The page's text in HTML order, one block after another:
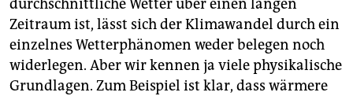
durchschnittliche Wetter über einen langen
Zeitraum ist, lässt sich der Klimawandel durch ein
einzelnes Wetterphänomen weder belegen noch
widerlegen. Aber wir kennen ja viele physikalische
Grundlagen. Zum Beispiel ist klar, dass wärmere